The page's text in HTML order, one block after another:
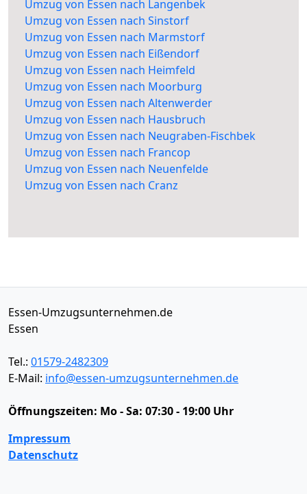
Umzug von Essen nach Langenbek
Umzug von Essen nach Sinstorf
Umzug von Essen nach Marmstorf
Umzug von Essen nach Eißendorf
Umzug von Essen nach Heimfeld
Umzug von Essen nach Moorburg
Umzug von Essen nach Altenwerder
Umzug von Essen nach Hausbruch
Umzug von Essen nach Neugraben-Fischbek
Umzug von Essen nach Francop
Umzug von Essen nach Neuenfelde
Umzug von Essen nach Cranz
Essen-Umzugsunternehmen.de
Essen
Tel.: 01579-2482309
E-Mail: info@essen-umzugsunternehmen.de
Öffnungszeiten: Mo - Sa: 07:30 - 19:00 Uhr
Impressum
Datenschutz